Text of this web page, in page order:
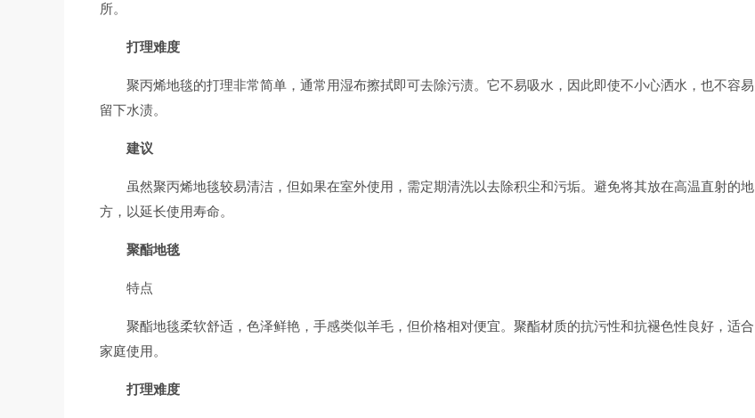
所。
打理难度
聚丙烯地毯的打理非常简单，通常用湿布擦拭即可去除污渍。它不易吸水，因此即使不小心洒水，也不容易
留下水渍。
建议
虽然聚丙烯地毯较易清洁，但如果在室外使用，需定期清洗以去除积尘和污垢。避免将其放在高温直射的地
方，以延长使用寿命。
聚酯地毯
特点
聚酯地毯柔软舒适，色泽鲜艳，手感类似羊毛，但价格相对便宜。聚酯材质的抗污性和抗褪色性良好，适合
家庭使用。
打理难度